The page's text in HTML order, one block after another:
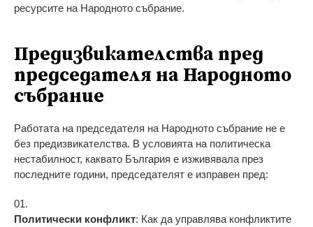
ресурсите на Народното събрание.
Предизвикателства пред
председателя на Народното
събрание
Работата на председателя на Народното събрание не е
без предизвикателства. В условията на политическа
нестабилност, каквато България е изживявала през
последните години, председателят е изправен пред:
Политически конфликт: Как да управлява конфликтите